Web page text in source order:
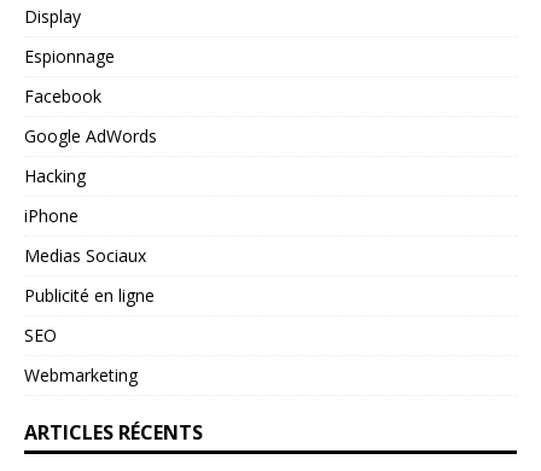
Display
Espionnage
Facebook
Google AdWords
Hacking
iPhone
Medias Sociaux
Publicité en ligne
SEO
Webmarketing
ARTICLES RÉCENTS